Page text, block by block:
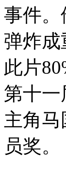
事件。
弹炸成
此片
第十
主角
员奖。